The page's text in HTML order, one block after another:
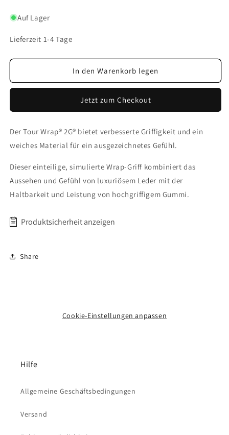
Pride
Wrap
Wrap
Auf Lager
Lieferzeit 1-4 Tage
In den Warenkorb legen
Jetzt zum Checkout
Der Tour Wrap® 2G® bietet verbesserte Griffigkeit und ein
weiches Material für ein ausgezeichnetes Gefühl.
Dieser einteilige, simulierte Wrap-Griff kombiniert das
Aussehen und Gefühl von luxuriösem Leder mit der
Haltbarkeit und Leistung von hochgriffigem Gummi.
Produktsicherheit anzeigen
Hersteller: Eaton Ltd, Units 1 & 2 – The Stirling Centre,
Importeur: Pineapple Golf Products GmbH, Heinrich-Hertz-
Share
Cookie-Einstellungen anpassen
Hilfe
Allgemeine Geschäftsbedingungen
Versand